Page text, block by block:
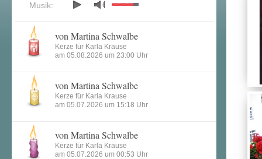
Musik:
von Martina Schwalbe
Kerze für Karla Krause
am 05.08.2026 um 23:00 Uhr
von Martina Schwalbe
Kerze für Karla Krause
am 05.07.2026 um 15:18 Uhr
von Martina Schwalbe
Kerze für Karla Krause
am 05.07.2026 um 00:53 Uhr